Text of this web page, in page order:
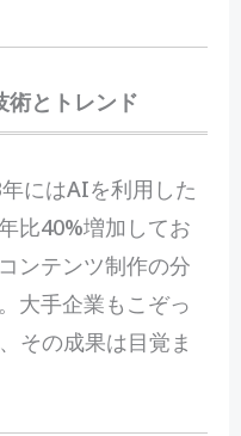
術とトレンド
にはAIを利用した
比40%増加してお
ンテンツ制作の分
大手企業もこぞっ
その成果は目覚ま